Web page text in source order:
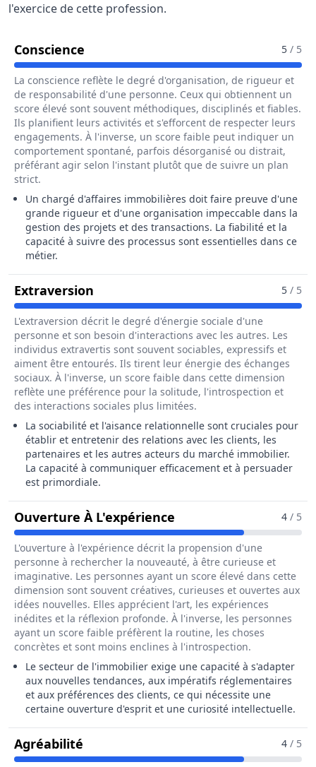
l'exercice de cette profession.
Conscience Pour Le Métier De Chargé / 5 / 5
La conscience reflète le degré d'organisation, de rigueur et
de responsabilité d'une personne. Ceux qui obtiennent un
score élevé sont souvent méthodiques, disciplinés et fiables.
Ils planifient leurs activités et s'efforcent de respecter leurs
engagements. À l'inverse, un score faible peut indiquer un
comportement spontané, parfois désorganisé ou distrait,
préférant agir selon l'instant plutôt que de suivre un plan
strict.
Un chargé d'affaires immobilières doit faire preuve d'une
grande rigueur et d'une organisation impeccable dans la
gestion des projets et des transactions. La fiabilité et la
capacité à suivre des processus sont essentielles dans ce
métier.
Extraversion Pour Le Métier De Chargé / 5 / 5
L'extraversion décrit le degré d'énergie sociale d'une
personne et son besoin d'interactions avec les autres. Les
individus extravertis sont souvent sociables, expressifs et
aiment être entourés. Ils tirent leur énergie des échanges
sociaux. À l'inverse, un score faible dans cette dimension
reflète une préférence pour la solitude, l'introspection et
des interactions sociales plus limitées.
La sociabilité et l'aisance relationnelle sont cruciales pour
établir et entretenir des relations avec les clients, les
partenaires et les autres acteurs du marché immobilier.
La capacité à communiquer efficacement et à persuader
est primordiale.
Ouverture À L'expérience Pour Le Métier De
4 / 5
L'ouverture à l'expérience décrit la propension d'une
personne à rechercher la nouveauté, à être curieuse et
imaginative. Les personnes ayant un score élevé dans cette
dimension sont souvent créatives, curieuses et ouvertes aux
idées nouvelles. Elles apprécient l'art, les expériences
inédites et la réflexion profonde. À l'inverse, les personnes
ayant un score faible préfèrent la routine, les choses
concrètes et sont moins enclines à l'introspection.
Le secteur de l'immobilier exige une capacité à s'adapter
aux nouvelles tendances, aux impératifs réglementaires
et aux préférences des clients, ce qui nécessite une
certaine ouverture d'esprit et une curiosité intellectuelle.
Agréabilité Pour Le Métier De Chargé / 4 / 5